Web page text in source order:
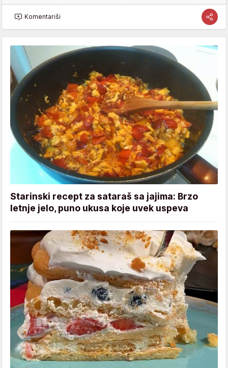
Komentariši
Starinski recept za sataraš sa jajima: Brzo
letnje jelo, puno ukusa koje uvek uspeva